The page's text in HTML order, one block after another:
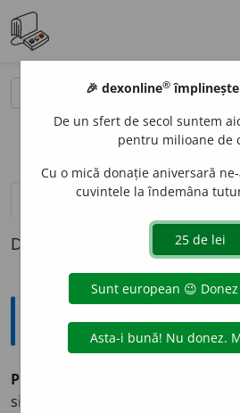
definiții (1) pronunțievolume_up (50)
Definiția cu ID-ul 928279:
Explicative DEX
PEIS
Porțiune
singură privire și formînd un
🎉 dexonline® împlinește
De un sfert de secol suntem
pentru milioane de
Cu o mică donație aniversară
cuvintele la îndemâna